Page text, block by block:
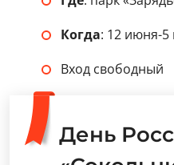
Когда: 12 июня-5
Вход свободный
День